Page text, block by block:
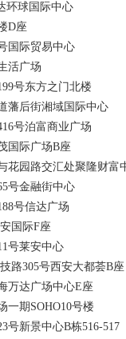
球国际中心
D座
国际贸易中心
活广场
号东方之门北楼
后街湘域国际中心
号泊富商业广场
国际广场B座
园路交汇处聚隆财富
号金融街中心
号信达广场
国际F座
号莱安中心
305号西安大都荟B座
达广场中心E座
期SOHO10号楼
新景中心B栋516-517